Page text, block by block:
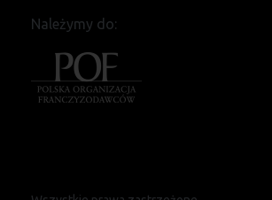
Należymy do: